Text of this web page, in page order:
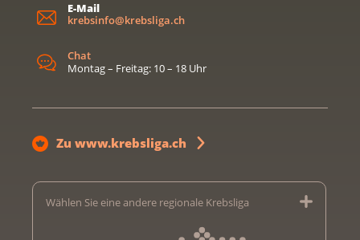
E-Mail
krebsinfo@krebsliga.ch
Chat
Montag – Freitag: 10 – 18 Uhr
Zu www.krebsliga.ch
Wählen Sie eine andere regionale Krebsliga